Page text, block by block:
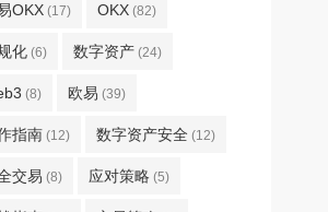
OKX (17) OKX (82)
化 (6) 数字资产 (24)
(8) 欧易 (39)
指南 (12) 数字资产安全 (12)
交易 (8) 应对策略 (5)